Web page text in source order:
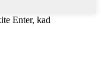
Enter, kad